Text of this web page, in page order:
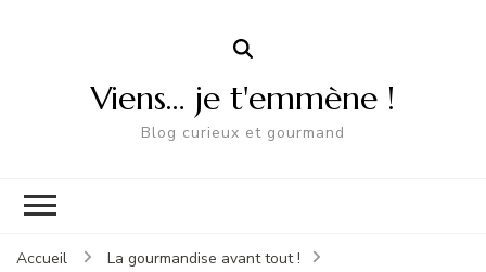
Viens… je t'emmène !
Blog curieux et gourmand
Accueil
La gourmandise avant tout !